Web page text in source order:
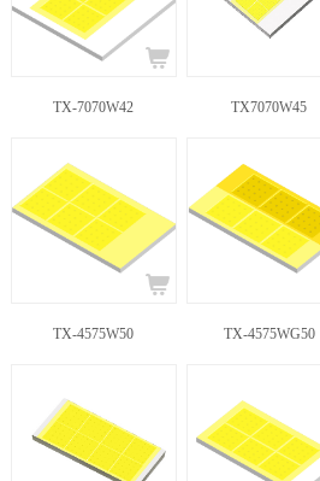
TX-7070W42 TX7070W45
TX-4575W50 TX-4575WG50